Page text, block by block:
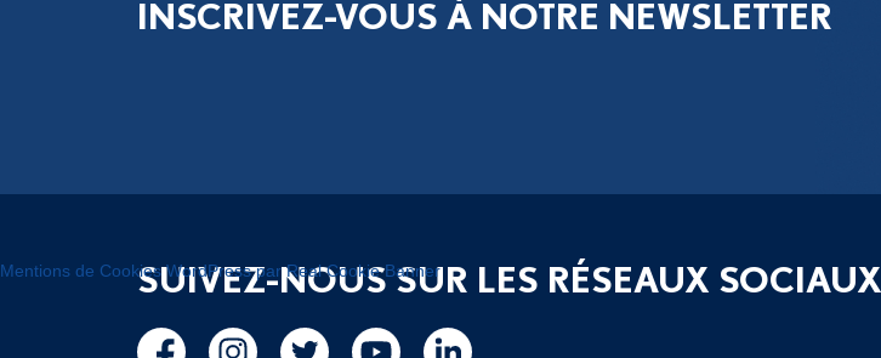
INSCRIVEZ-VOUS À NOTRE NEWSLETTER
SUIVEZ-NOUS SUR LES RÉSEAUX SOCIAUX
Mentions de Cookies WordPress par Real Cookie Banner